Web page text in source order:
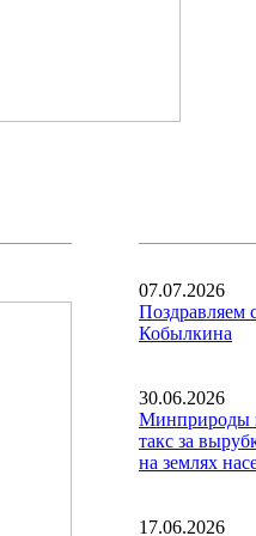
07.07.2026
Поздравляем
Кобылкина
30.06.2026
Минприроды
такс за
на землях
17.06.2026